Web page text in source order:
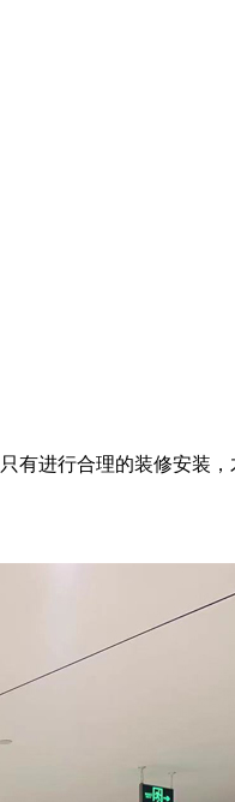
进行合理的装修安装